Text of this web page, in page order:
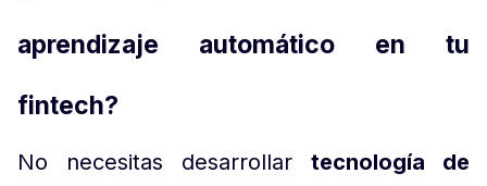
aprendizaje automático en tu
fintech?
No necesitas desarrollar tecnología de